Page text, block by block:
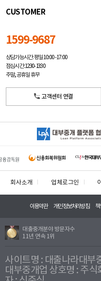
CUSTOMER
1599-9687
상담가능시간: 평일10:00 -17:00
점심시간: 12:30 - 13:30
주말, 공휴일 휴무
고객센터 연결
회사소개 업체로그인
이용약관 개인정보처리방침 책
대출중개분야 방문자수
11년 연속 1위
사이트명 : 대출나라대부
대부중개업 상호명 : 주